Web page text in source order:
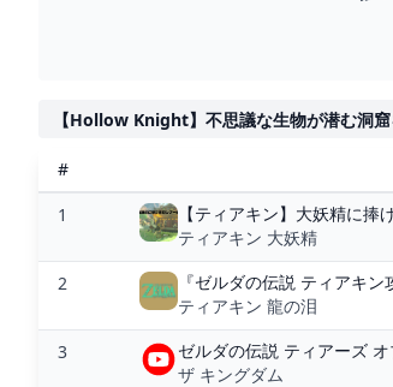
【Hollow Knight】不思議な生物が潜む洞
#
1
【ティアキン】大妖精に
ティアキン 大妖精
2
『ゼルダの伝説 ティアキ
ティアキン 龍の泪
3
ゼルダの伝説 ティアーズ
ザ キングダム